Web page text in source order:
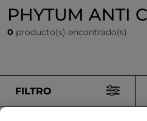
PHYTUM ANTI
0 producto(s) encontrado(s)
FILTRO